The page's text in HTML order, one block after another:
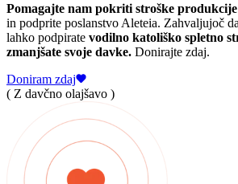
Pomagajte nam pokriti stroške produkcije
in podprite poslanstvo Aleteia. Zahvaljujoč
lahko podpirate vodilno katoliško spletno
zmanjšate svoje davke. Donirajte zdaj.
Doniram zdaj
( Z davčno olajšavo )